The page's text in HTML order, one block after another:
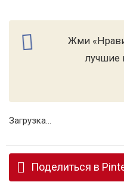
Жми
лучшие
Загрузка...
Поделиться в